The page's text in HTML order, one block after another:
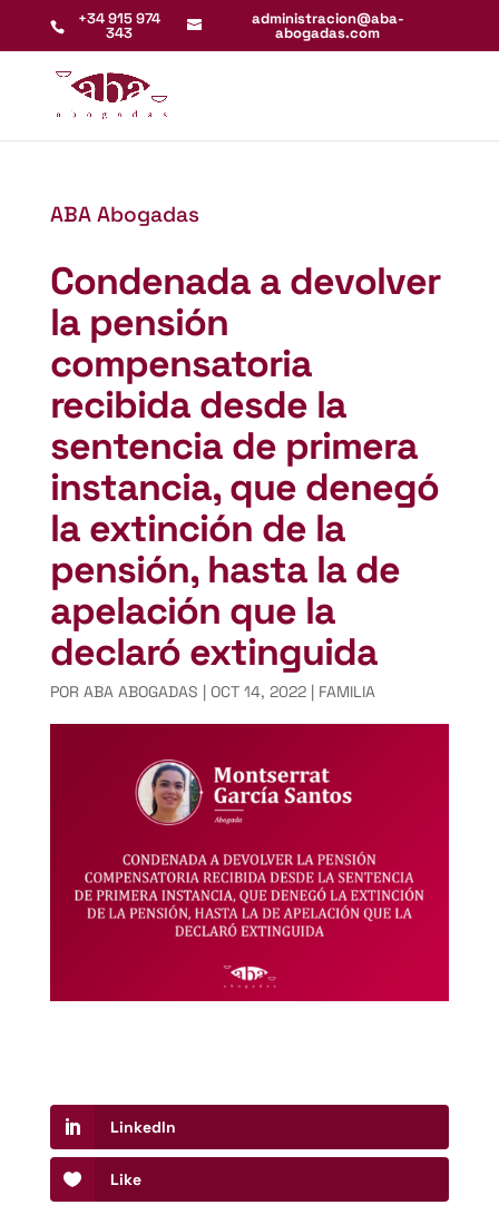
+34 915 974
343
administracion@aba-
abogadas.com
ABA Abogadas
Condenada a devolver
la pensión
compensatoria
recibida desde la
sentencia de primera
instancia, que denegó
la extinción de la
pensión, hasta la de
apelación que la
declaró extinguida
POR ABA ABOGADAS | OCT 14, 2022| FAMILIA
LinkedIn
Like